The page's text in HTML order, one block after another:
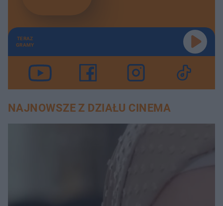
TERAZ
GRAMY
NAJNOWSZE Z DZIAŁU CINEMA